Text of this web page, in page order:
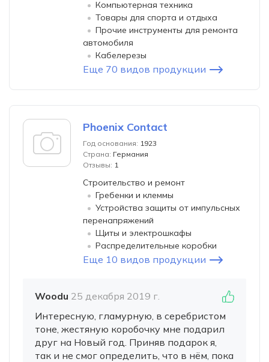
Компьютерная техника
Товары для спорта и отдыха
Прочие инструменты для ремонта
автомобиля
Кабелерезы
Еще 70 видов продукции
Phoenix Contact
Год основания: 1923
Страна: Германия
Отзывы: 1
Строительство и ремонт
Гребенки и клеммы
Устройства защиты от импульсных
перенапряжений
Щиты и электрошкафы
Распределительные коробки
Еще 10 видов продукции
Woodu 25 декабря 2019 г.
Интересную, гламурную, в серебристом
тоне, жестяную коробочку мне подарил
друг на Новый год. Приняв подарок я,
так и не смог определить, что в нём, пока